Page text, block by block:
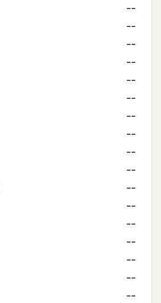
--
--
--
--
--
--
--
--
--
--
--
--
--
--
--
--
--